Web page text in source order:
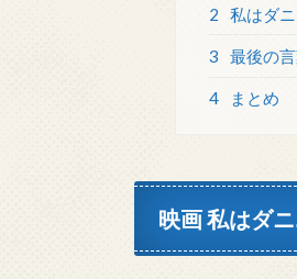
2 私はダ
3 最後の
4 まとめ
映画 私はダ